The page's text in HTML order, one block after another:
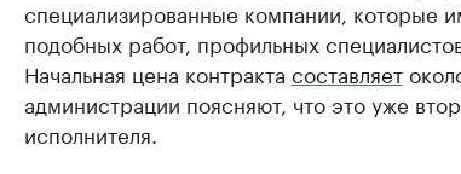
специализированные компании, которые
подобных работ, профильных
Начальная цена контракта составляет
администрации поясняют, что это уже
исполнителя.